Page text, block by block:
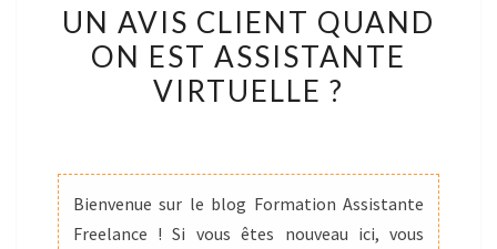
UN
AVIS
CLIENT
EST
ASSISTANTE
VIRTUELLE
UN AVIS CLIENT QUAND
ON EST ASSISTANTE
VIRTUELLE ?
Bienvenue sur le blog Formation Assistante
Freelance ! Si vous êtes nouveau ici, vous